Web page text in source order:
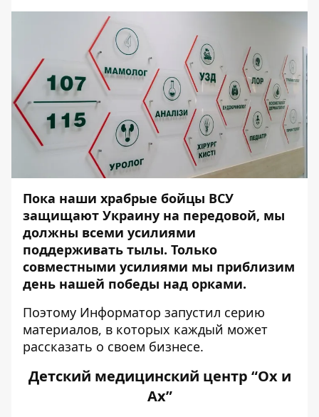
Пока наши храбрые бойцы ВСУ
защищают Украину на передовой, мы
должны всеми усилиями
поддерживать тылы. Только
совместными усилиями мы приблизим
день нашей победы над орками.
Поэтому Информатор запустил серию
материалов, в которых каждый может
рассказать о своем бизнесе.
Детский медицинский центр “Ох и
Ах”